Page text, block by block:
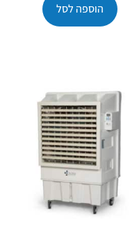
הוספה לסל